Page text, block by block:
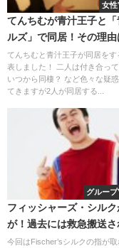
40㎝×奥行約30㎝
女
てんちむが青汁王子と「
ルズ」で同居！その理由
てんちむと青汁王子が同居をす
表しました！ 二人は付き合っ
いつから同棲？ など色々な疑
てきますが2人が同居する...
グルー
フィッシャーズ・シル
が！過去には救急搬送さ
た？
今回はFischer’sシルクの指が取